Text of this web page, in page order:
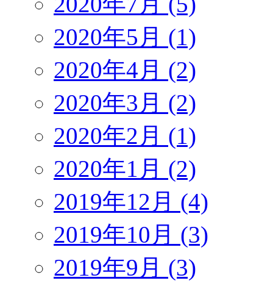
2020年5月 (1)
2020年4月 (2)
2020年3月 (2)
2020年2月 (1)
2020年1月 (2)
2019年12月 (4)
2019年10月 (3)
2019年9月 (3)